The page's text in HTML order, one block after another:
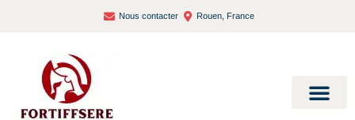
Nous contacter Rouen, France